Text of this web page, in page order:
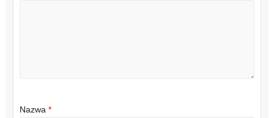
Nazwa *